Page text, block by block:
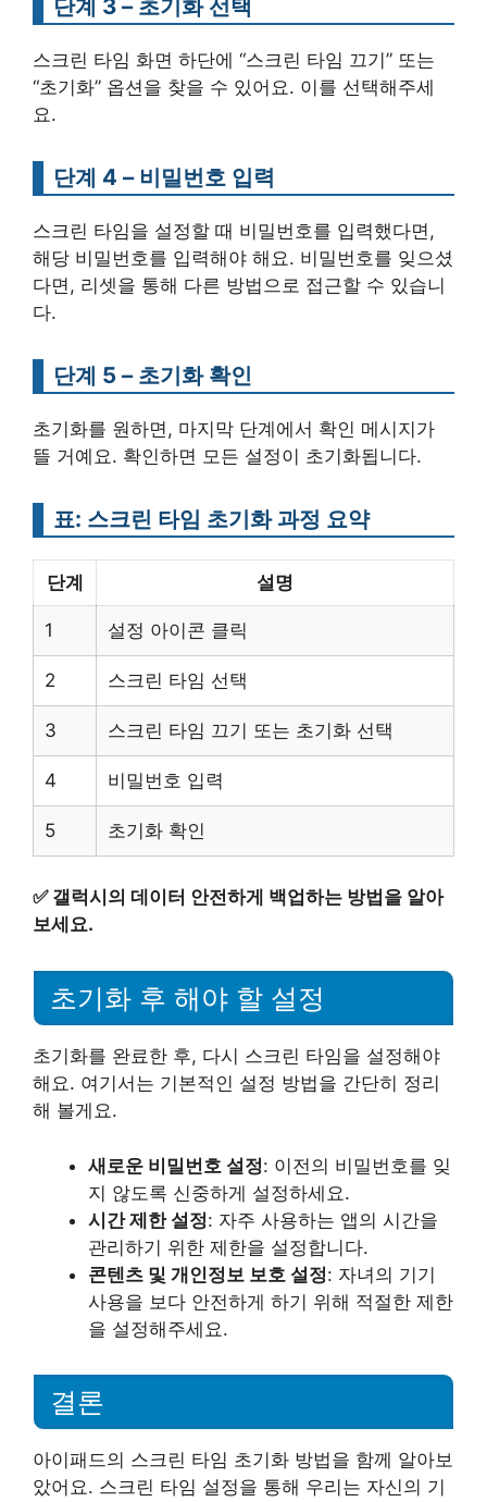
단계 3 – 초기화 선택
스크린 타임 화면 하단에 “스크린 타임 끄기” 또는
“초기화” 옵션을 찾을 수 있어요. 이를 선택해주세
요.
단계 4 – 비밀번호 입력
스크린 타임을 설정할 때 비밀번호를 입력했다면,
해당 비밀번호를 입력해야 해요. 비밀번호를 잊으셨
다면, 리셋을 통해 다른 방법으로 접근할 수 있습니
다.
단계 5 – 초기화 확인
초기화를 원하면, 마지막 단계에서 확인 메시지가
뜰 거예요. 확인하면 모든 설정이 초기화됩니다.
표: 스크린 타임 초기화 과정 요약
단계 설명
1 설정 아이콘 클릭
2 스크린 타임 선택
3 스크린 타임 끄기 또는 초기화 선택
4 비밀번호 입력
5 초기화 확인
✅ 갤럭시의 데이터 안전하게 백업하는 방법을 알아
보세요.
초기화 후 해야 할 설정
초기화를 완료한 후, 다시 스크린 타임을 설정해야
해요. 여기서는 기본적인 설정 방법을 간단히 정리
해 볼게요.
새로운 비밀번호 설정: 이전의 비밀번호를 잊
지 않도록 신중하게 설정하세요.
시간 제한 설정: 자주 사용하는 앱의 시간을
관리하기 위한 제한을 설정합니다.
콘텐츠 및 개인정보 보호 설정: 자녀의 기기
사용을 보다 안전하게 하기 위해 적절한 제한
을 설정해주세요.
결론
아이패드의 스크린 타임 초기화 방법을 함께 알아보
았어요. 스크린 타임 설정을 통해 우리는 자신의 기